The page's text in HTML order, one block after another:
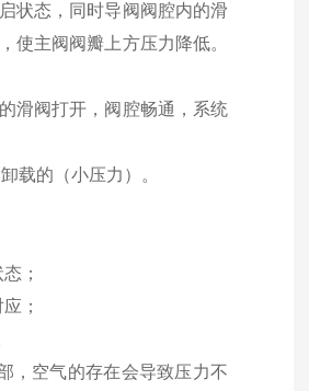
状态，同时导阀阀腔内的滑
使主阀阀瓣上方压力降低。
滑阀打开，阀腔畅通，系统
载的（小压力）。
；
；
，空气的存在会导致压力不